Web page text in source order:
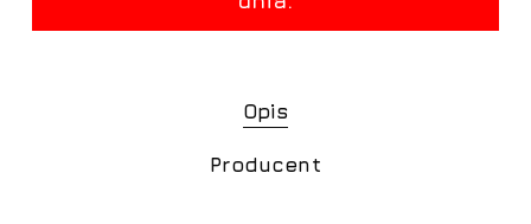
Opis
Producent